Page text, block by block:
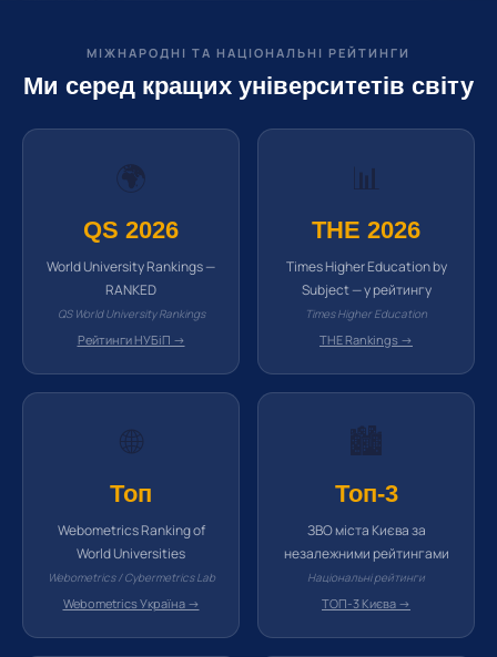
МІЖНАРОДНІ ТА НАЦІОНАЛЬНІ РЕЙТИНГИ
Ми серед кращих університетів світу
🌍
QS 2026
World University Rankings —
RANKED
QS World University Rankings
Рейтинги НУБіП →
📊
THE 2026
Times Higher Education by
Subject — у рейтингу
Times Higher Education
THE Rankings →
🌐
Топ
Webometrics Ranking of
World Universities
Webometrics / Cybermetrics Lab
Webometrics Україна →
🏙️
Топ-3
ЗВО міста Києва за
незалежними рейтингами
Національні рейтинги
ТОП-3 Києва →